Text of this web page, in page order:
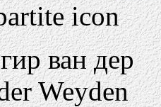
icon
ван дер
Weyden